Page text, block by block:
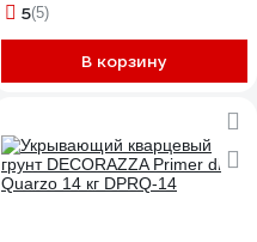
5(5)
В корзину